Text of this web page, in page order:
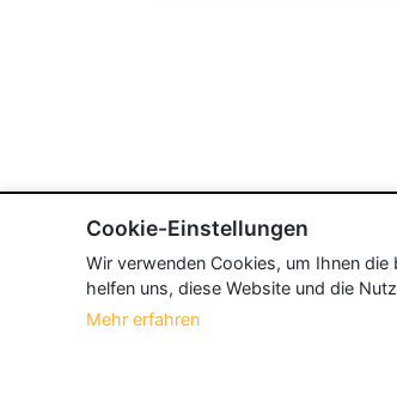
Cookie-Einstellungen
Wir verwenden Cookies, um Ihnen
helfen uns, diese Website und die
Mehr erfahren